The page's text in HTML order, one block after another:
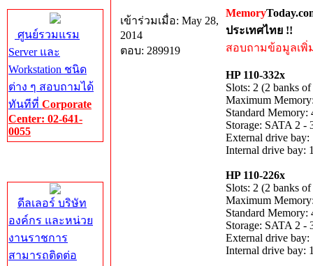
ศูนย์รวมแรม
Server และ
Workstation ชนิด
ต่าง ๆ สอบถามได้
ทันทีที่ Corporate
Center: 02-641-
0055
ดีลเลอร์ บริษัท
องค์กร และหน่วย
งานราชการ
สามารถติดต่อ
เข้าร่วมเมื่อ: May 28,
2014
ตอบ: 289919
Memory
ประเทศไทย !!
สอบถามข้อมูลเพิ่
HP 110-332x
Slots: 2 (2 banks
Maximum
Standard Memory:
Storage: SATA 2 -
External drive
Internal drive bay:
HP 110-226x
Slots: 2 (2 banks
Maximum
Standard Memory:
Storage: SATA 2 -
External drive
Internal drive bay: